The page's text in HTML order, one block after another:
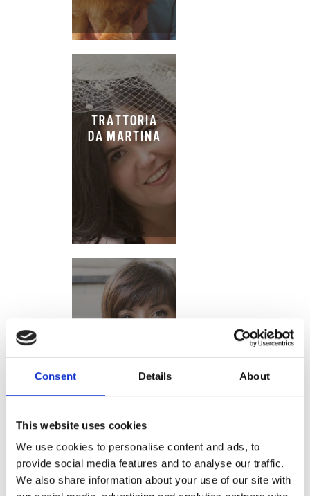
Consent Details About
This website uses cookies
We use cookies to personalise content and ads, to
provide social media features and to analyse our traffic.
We also share information about your use of our site with
TRATTORIA
DA MARTINA
SONIA NEL
STOVIGLIE